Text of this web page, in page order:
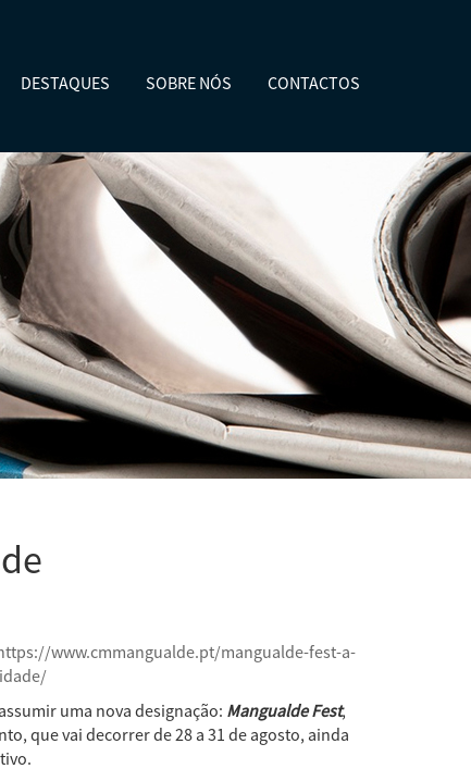
DESTAQUES SOBRE NÓS CONTACTOS
www.cmmangualde.pt/mangualde-fest-a-
uma nova designação: Mangualde Fest,
que vai decorrer de 28 a 31 de agosto, ainda